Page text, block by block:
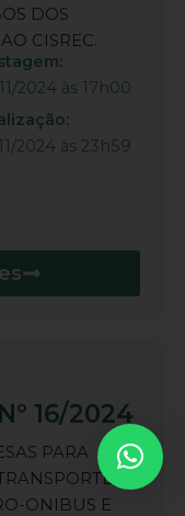
DOS
CISREC.
2024 às 17h00
2024 às 23h59
16/2024
PARA
ONIBUS E